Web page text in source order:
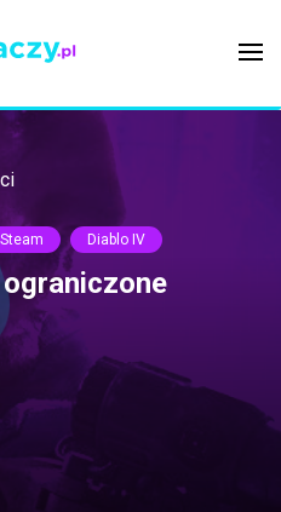
Steam Diablo IV
ograniczone